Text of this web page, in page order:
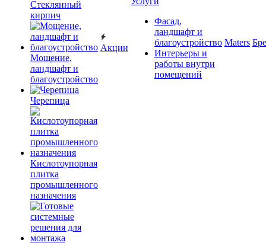
Cтеклянный
кирпич
Мощение,
ландшафт и
благоустройство
Черепица
Кислотоупорная
плитка
промышленного
назначения
Акции
Фасад,
ландшафт и
благоустройство
Интерьеры и
работы внутри
помещений
Maters